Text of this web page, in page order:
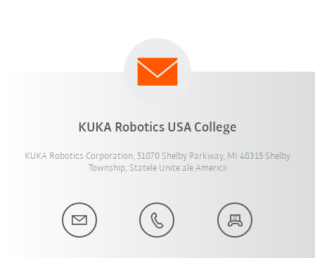
KUKA Robotics USA College
KUKA Robotics Corporation, 51870 Shelby Parkway, MI 48315 Shelby
Township, Statele Unite ale Americii